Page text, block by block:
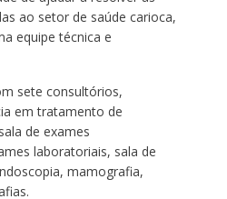
ao setor de saúde carioca,
equipe técnica e
sete consultórios,
em tratamento de
de exames
laboratoriais, sala de
mamografia,